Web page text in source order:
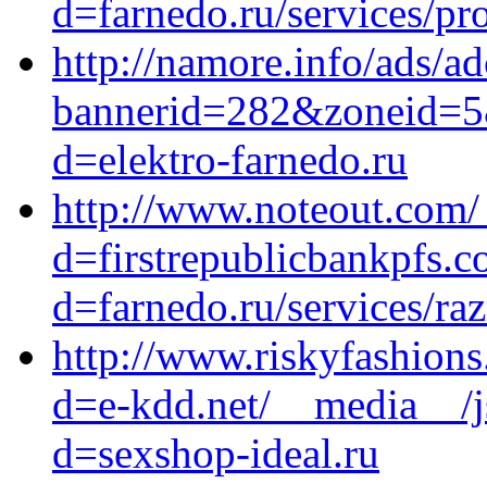
d=farnedo.ru/services/
http://namore.info/ads/
d=elektro-farnedo.ru
http://
d=farnedo.ru/services/
http://
d=e-kdd.net/
d=sexshop-ideal.ru